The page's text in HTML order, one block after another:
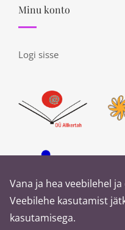
Minu konto
Logi sisse
Vana ja hea veebilehel
Veebilehe kasutamist
kasutamisega.